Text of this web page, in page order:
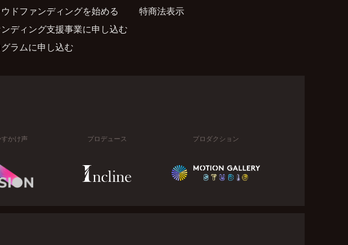
ドファンディングを始める
ディング支援事業に申し込む
ラムに申し込む
特商法表示
かけ声 プロデュース プロダクション